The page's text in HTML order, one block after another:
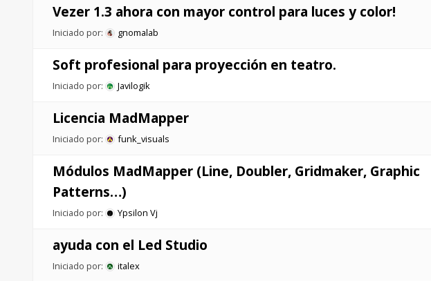
Vezer 1.3 ahora con mayor control para luces y color!
Iniciado por: gnomalab
Soft profesional para proyección en teatro.
Iniciado por: Javilogik
Licencia MadMapper
Iniciado por: funk_visuals
Módulos MadMapper (Line, Doubler, Gridmaker, Graphic
Patterns…)
Iniciado por: Ypsilon Vj
ayuda con el Led Studio
Iniciado por: italex